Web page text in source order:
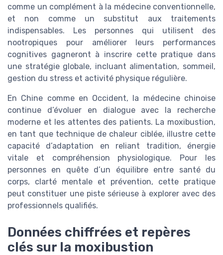
comme un complément à la médecine conventionnelle,
et non comme un substitut aux traitements
indispensables. Les personnes qui utilisent des
nootropiques pour améliorer leurs performances
cognitives gagneront à inscrire cette pratique dans
une stratégie globale, incluant alimentation, sommeil,
gestion du stress et activité physique régulière.
En Chine comme en Occident, la médecine chinoise
continue d’évoluer en dialogue avec la recherche
moderne et les attentes des patients. La moxibustion,
en tant que technique de chaleur ciblée, illustre cette
capacité d’adaptation en reliant tradition, énergie
vitale et compréhension physiologique. Pour les
personnes en quête d’un équilibre entre santé du
corps, clarté mentale et prévention, cette pratique
peut constituer une piste sérieuse à explorer avec des
professionnels qualifiés.
Données chiffrées et repères
clés sur la moxibustion